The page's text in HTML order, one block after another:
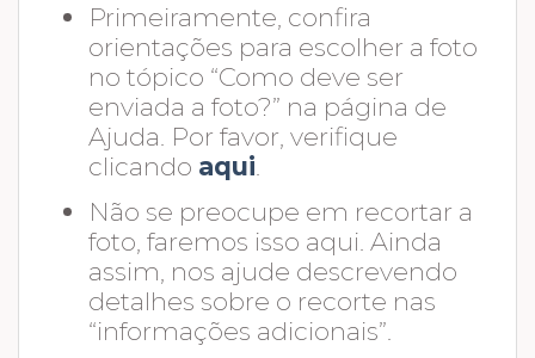
Primeiramente, confira
orientações para escolher a foto
no tópico “Como deve ser
enviada a foto?” na página de
Ajuda. Por favor, verifique
clicando aqui
Não se preocupe em recortar a
foto, faremos isso aqui. Ainda
assim, nos ajude descrevendo
detalhes sobre o recorte nas
“informações adicionais”.